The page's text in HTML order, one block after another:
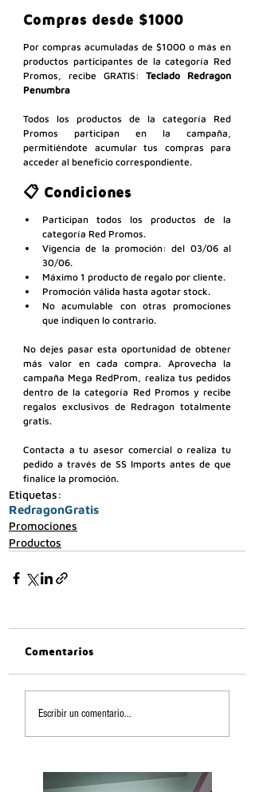
Compras desde $1000
Por compras acumuladas de $1000 o más en
productos participantes de la categoría Red
Promos, recibe GRATIS: Teclado Redragon
Penumbra
Todos los productos de la categoría Red
Promos participan en la campaña,
permitiéndote acumular tus compras para
acceder al beneficio correspondiente.
📋 Condiciones
Participan todos los productos de la
categoría Red Promos.
Vigencia de la promoción: del 03/06 al
30/06.
Máximo 1 producto de regalo por cliente.
Promoción válida hasta agotar stock.
No acumulable con otras promociones
que indiquen lo contrario.
No dejes pasar esta oportunidad de obtener
más valor en cada compra. Aprovecha la
campaña Mega RedProm, realiza tus pedidos
dentro de la categoría Red Promos y recibe
regalos exclusivos de Redragon totalmente
gratis.
Contacta a tu asesor comercial o realiza tu
pedido a través de SS Imports antes de que
finalice la promoción.
Etiquetas:
RedragonGratis
Promociones
Productos
Comentarios
Escribir un comentario...